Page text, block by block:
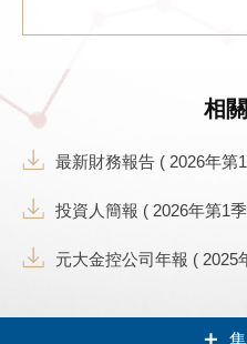
相
最新財務報告 ( 2026年第
投資人簡報 ( 2026年第1
元大金控公司年報 ( 2025